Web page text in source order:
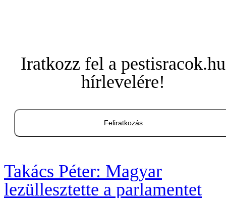
Iratkozz fel a pestisracok.hu
hírlevelére!
Feliratkozás
Takács Péter: Magyar
lezüllesztette a parlamentet